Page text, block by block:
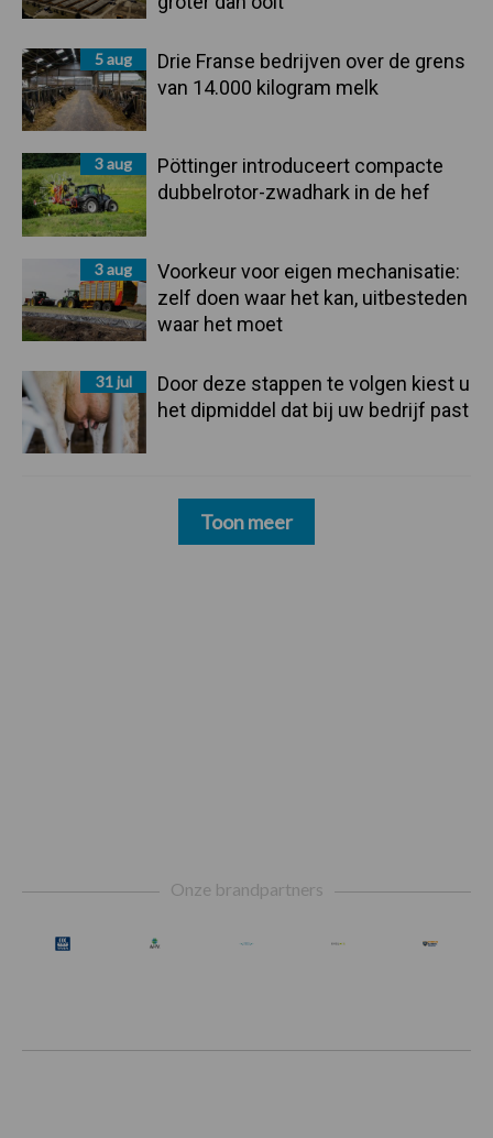
5 aug
Drie Franse bedrijven over de grens
van 14.000 kilogram melk
3 aug
Pöttinger introduceert compacte
dubbelrotor-zwadhark in de hef
3 aug
Voorkeur voor eigen mechanisatie:
zelf doen waar het kan, uitbesteden
waar het moet
31 jul
Door deze stappen te volgen kiest u
het dipmiddel dat bij uw bedrijf past
Toon meer
Onze brandpartners